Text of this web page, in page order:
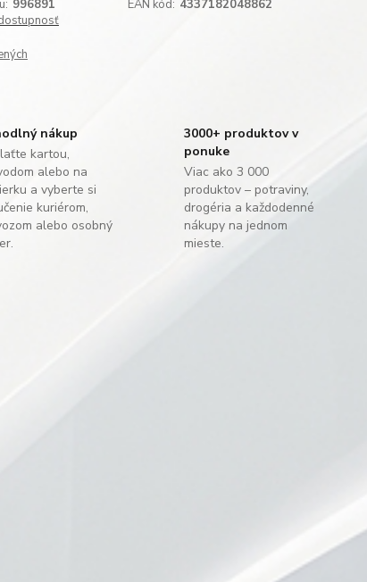
996891 EAN kód: 4337182048862
nákup
kartou,
alebo na
a vyberte si
kuriérom,
alebo osobný
3000+ produktov v
ponuke
Viac ako 3 000
produktov – potraviny,
drogéria a každodenné
nákupy na jednom
mieste.